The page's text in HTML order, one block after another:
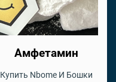
Амфетамин
Купить Nbome И Бошки